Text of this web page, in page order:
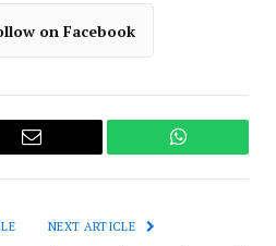
on Facebook
Email WhatsApp
NEXT ARTICLE